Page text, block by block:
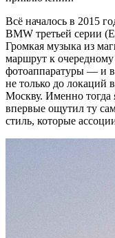
Всё началось в 2015
BMW третьей серии
Громкая музыка из
маршрут к очередному
фотоаппаратуры — и
не только до локаций
Москву. Именно тогда
впервые ощутил ту
стиль, которые